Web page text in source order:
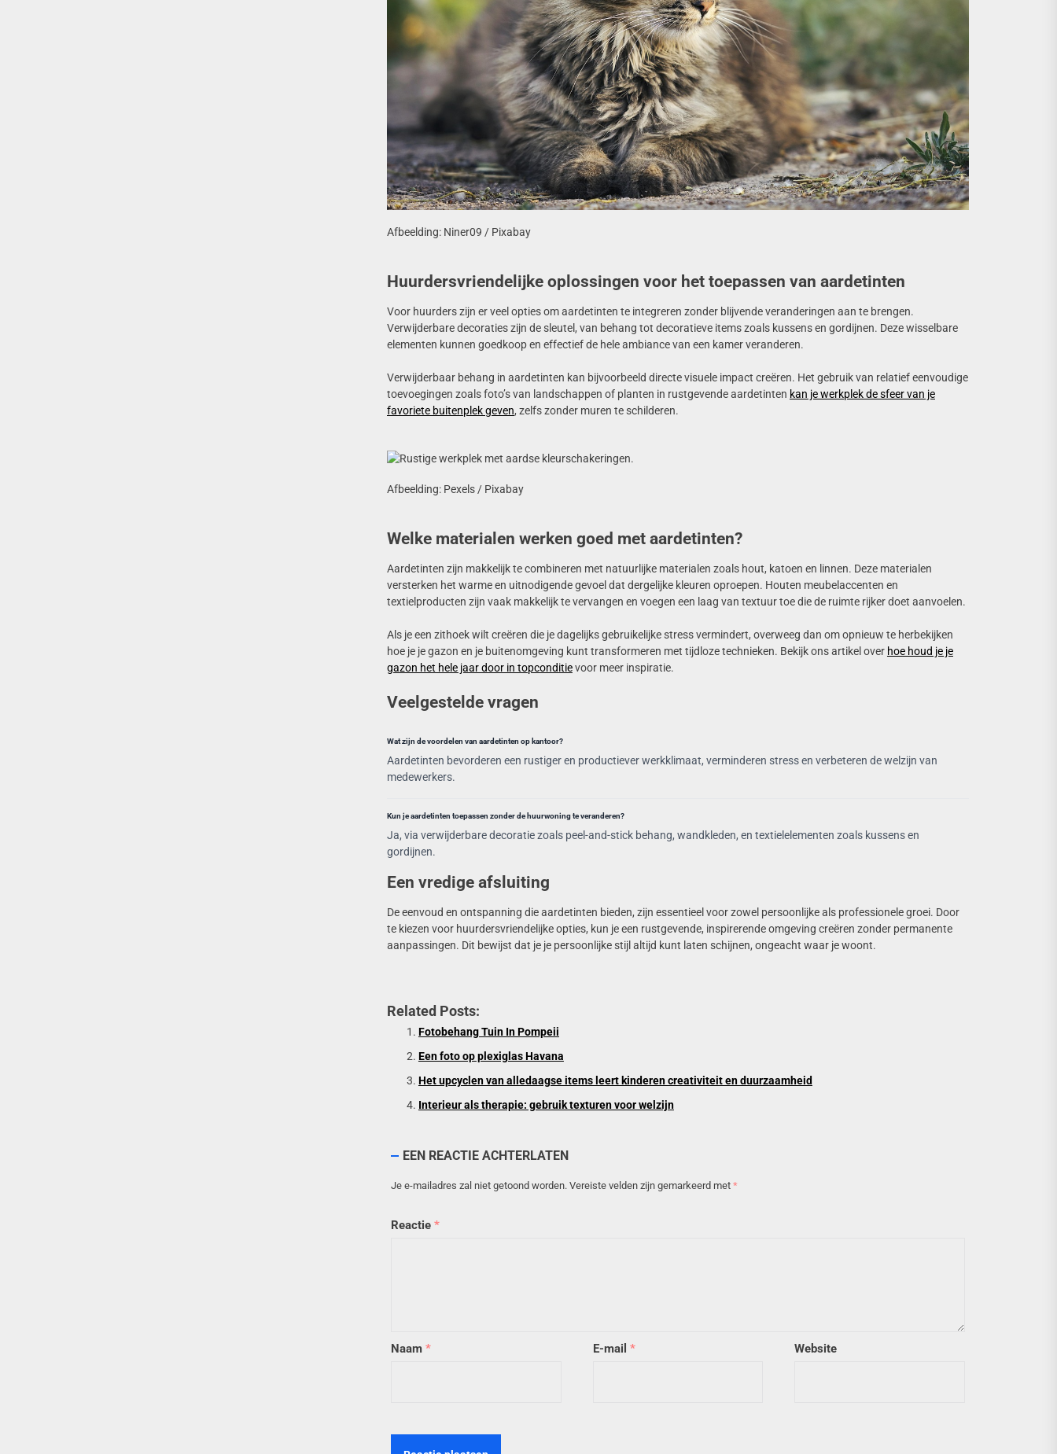
Afbeelding: Niner09 / Pixabay
Huurdersvriendelijke oplossingen voor het toepassen van aardetinten
Voor huurders zijn er veel opties om aardetinten te integreren zonder blijvende veranderingen aan te brengen.
Verwijderbare decoraties zijn de sleutel, van behang tot decoratieve items zoals kussens en gordijnen. Deze wisselbare
elementen kunnen goedkoop en effectief de hele ambiance van een kamer veranderen.
Verwijderbaar behang in aardetinten kan bijvoorbeeld directe visuele impact creëren. Het gebruik van relatief eenvoudige
toevoegingen zoals foto’s van landschappen of planten in rustgevende aardetinten kan je werkplek de sfeer van je
favoriete buitenplek geven, zelfs zonder muren te schilderen.
Afbeelding: Pexels / Pixabay
Welke materialen werken goed met aardetinten?
Aardetinten zijn makkelijk te combineren met natuurlijke materialen zoals hout, katoen en linnen. Deze materialen
versterken het warme en uitnodigende gevoel dat dergelijke kleuren oproepen. Houten meubelaccenten en
textielproducten zijn vaak makkelijk te vervangen en voegen een laag van textuur toe die de ruimte rijker doet aanvoelen.
Als je een zithoek wilt creëren die je dagelijks gebruikelijke stress vermindert, overweeg dan om opnieuw te herbekijken
hoe je je gazon en je buitenomgeving kunt transformeren met tijdloze technieken. Bekijk ons artikel over hoe houd je je
gazon het hele jaar door in topconditievoor meer inspiratie.
Veelgestelde vragen
Wat zijn de voordelen van aardetinten op kantoor?
Aardetinten bevorderen een rustiger en productiever werkklimaat, verminderen stress en verbeteren de welzijn van
medewerkers.
Kun je aardetinten toepassen zonder de huurwoning te veranderen?
Ja, via verwijderbare decoratie zoals peel-and-stick behang, wandkleden, en textielelementen zoals kussens en
gordijnen.
Een vredige afsluiting
De eenvoud en ontspanning die aardetinten bieden, zijn essentieel voor zowel persoonlijke als professionele groei. Door
te kiezen voor huurdersvriendelijke opties, kun je een rustgevende, inspirerende omgeving creëren zonder permanente
aanpassingen. Dit bewijst dat je je persoonlijke stijl altijd kunt laten schijnen, ongeacht waar je woont.
Related Posts:
Fotobehang Tuin In Pompeii
Een foto op plexiglas Havana
Het upcyclen van alledaagse items leert kinderen creativiteit en duurzaamheid
Interieur als therapie: gebruik texturen voor welzijn
EEN REACTIE ACHTERLATEN
Je e-mailadres zal niet getoond worden. Vereiste velden zijn gemarkeerd met *
Reactie *
Naam * E-mail * Website